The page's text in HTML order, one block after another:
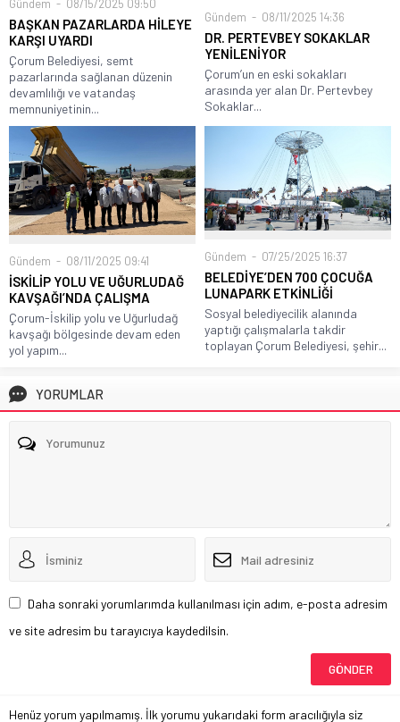
Gündem 08/15/2025 09:50
BAŞKAN PAZARLARDA HİLEYE
KARŞI UYARDI
Çorum Belediyesi, semt
pazarlarında sağlanan düzenin
devamlılığı ve vatandaş
memnuniyetinin...
Gündem 08/11/2025 14:36
DR. PERTEVBEY SOKAKLAR
YENİLENİYOR
Çorum’un en eski sokakları
arasında yer alan Dr. Pertevbey
Sokaklar...
Gündem 08/11/2025 09:41
İSKİLİP YOLU VE UĞURLUDAĞ
KAVŞAĞI’NDA ÇALIŞMA
Çorum-İskilip yolu ve Uğurludağ
kavşağı bölgesinde devam eden
yol yapım...
Gündem 07/25/2025 16:37
BELEDİYE’DEN 700 ÇOCUĞA
LUNAPARK ETKİNLİĞİ
Sosyal belediyecilik alanında
yaptığı çalışmalarla takdir
toplayan Çorum Belediyesi, şehir...
YORUMLAR
Daha sonraki yorumlarımda kullanılması için adım, e-posta adresim
ve site adresim bu tarayıcıya kaydedilsin.
Henüz yorum yapılmamış. İlk yorumu yukarıdaki form aracılığıyla siz